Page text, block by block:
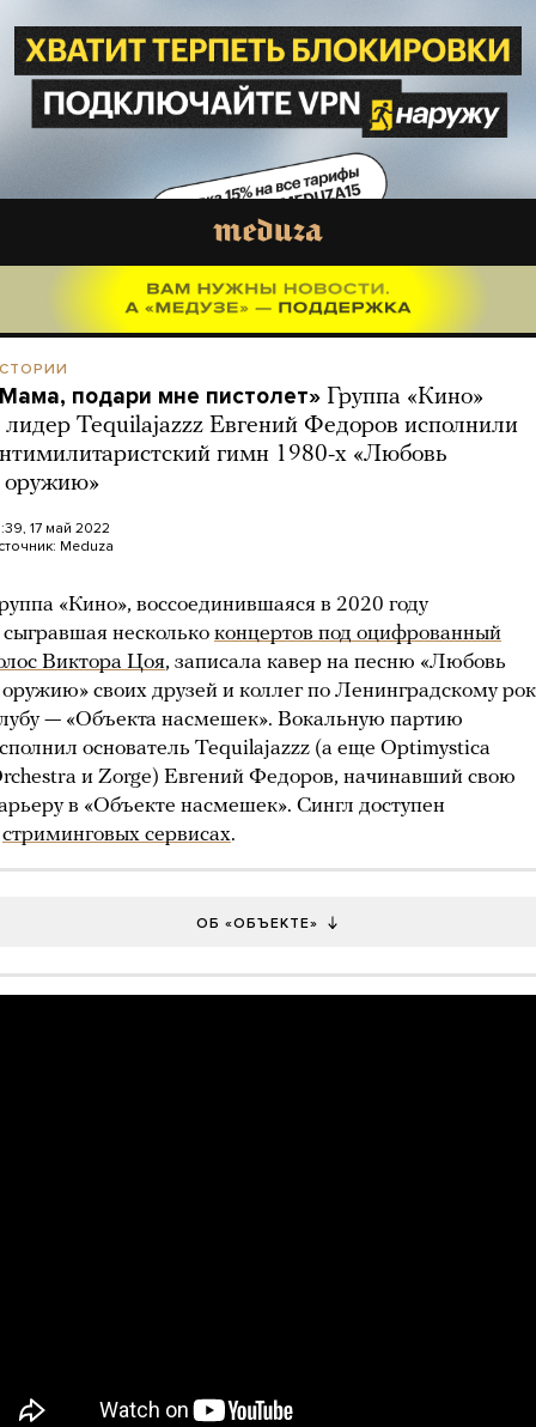
подари мне пистолет» Группа «Кино»
лидер Tequilajazzz Евгений Федоров исполнили
гимн 1980-х «Любовь
оружию»
17 май 2022
Meduza
«Кино», воссоединившаяся в 2020 году
несколько концертов под оцифрованный
Виктора Цоя, записала кавер на песню «Любовь
своих друзей и коллег по Ленинградскому
— «Объекта насмешек». Вокальную партию
основатель Tequilajazzz (а еще Optimystica
и Zorge) Евгений Федоров, начинавший свою
в «Объекте насмешек». Сингл доступен
стриминговых сервисах.
ОБ «ОБЪЕКТЕ»